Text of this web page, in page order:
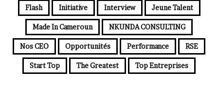
Flash Initiative Interview Jeune Talent
Made In Cameroun NKUNDA CONSULTING
Nos CEO Opportunités Performance RSE
Start Top The Greatest Top Entreprises